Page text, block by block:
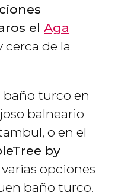
el Aga
cerca de la
baño turco en
balneario
o en el
by
varias opciones
baño turco.